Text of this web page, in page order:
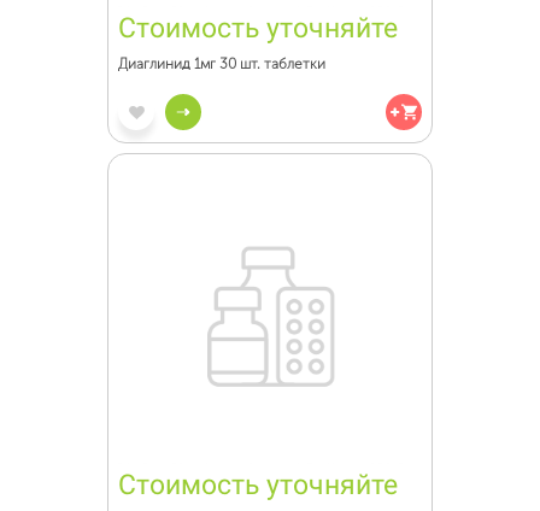
Стоимость уточняйте
Диаглинид 1мг 30 шт. таблетки
Стоимость уточняйте